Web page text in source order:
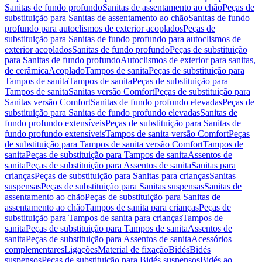
Sanitas de fundo profundoSanitas de assentamento ao chãoPeças de
substituição para Sanitas de assentamento ao chãoSanitas de fundo
profundo para autoclismos de exterior acopladosPeças de
substituição para Sanitas de fundo profundo para autoclismos de
exterior acopladosSanitas de fundo profundoPeças de substituição
para Sanitas de fundo profundoAutoclismos de exterior para sanitas,
de cerâmicaAcopladoTampos de sanitaPeças de substituição para
Tampos de sanitaTampos de sanitaPeças de substituição para
Tampos de sanitaSanitas versão ComfortPeças de substituição para
Sanitas versão ComfortSanitas de fundo profundo elevadasPeças de
substituição para Sanitas de fundo profundo elevadasSanitas de
fundo profundo extensíveisPeças de substituição para Sanitas de
fundo profundo extensíveisTampos de sanita versão ComfortPeças
de substituição para Tampos de sanita versão ComfortTampos de
sanitaPeças de substituição para Tampos de sanitaAssentos de
sanitaPeças de substituição para Assentos de sanitaSanitas para
criançasPeças de substituição para Sanitas para criançasSanitas
suspensasPeças de substituição para Sanitas suspensasSanitas de
assentamento ao chãoPeças de substituição para Sanitas de
assentamento ao chãoTampos de sanita para criançasPeças de
substituição para Tampos de sanita para criançasTampos de
sanitaPeças de substituição para Tampos de sanitaAssentos de
sanitaPeças de substituição para Assentos de sanitaAcessórios
complementaresLigaçõesMaterial de fixaçãoBidésBidés
suspensosPeças de substituição para Bidés suspensosBidés ao